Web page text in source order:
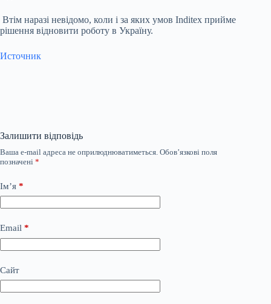
Втім наразі невідомо, коли і за яких умов Inditex прийме
рішення відновити роботу в Україну.
Источник
Залишити відповідь
Ваша e-mail адреса не оприлюднюватиметься. Обов’язкові поля
позначені *
Ім’я *
Email *
Сайт